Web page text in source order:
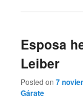
Esposa
Leiber
Posted on7
Gárate